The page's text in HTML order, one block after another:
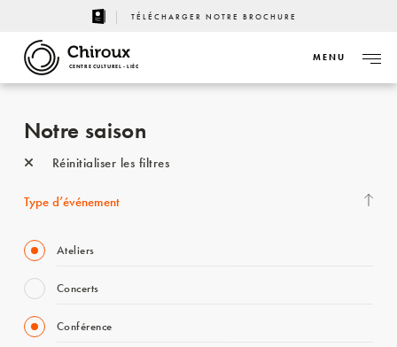
TÉLÉCHARGER NOTRE BROCHURE
CENTRE CULTUREL - LIÈGE
MENU
Notre saison
Réinitialiser les filtres
Type d’événement
Ateliers
Concerts
Conférence